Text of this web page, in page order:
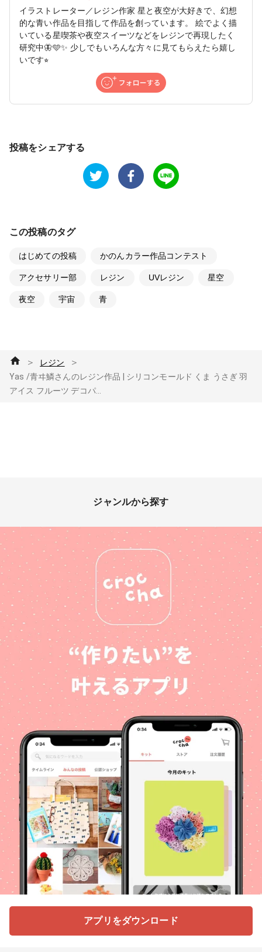
イラストレーター／レジン作家 星と夜空が大好きで、幻想
的な青い作品を目指して作品を創っています。 絵でよく描
いている星喫茶や夜空スイーツなどをレジンで再現したく
研究中🦋🩵✨ 少しでもいろんな方々に見てもらえたら嬉し
いです⭐︎
投稿をシェアする
この投稿のタグ
はじめての投稿 かのんカラー作品コンテスト
アクセサリー部 レジン UVレジン 星空
夜空 宇宙 青
＞ レジン ＞
Yas /青ヰ鱗さんのレジン作品 | シリコンモールド くま うさぎ 羽
アイス フルーツ デコパ...
ジャンルから探す
アプリをダウンロード